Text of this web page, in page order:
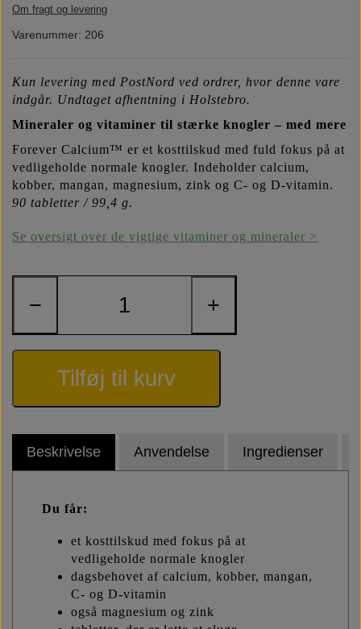
F.I.T. blog
Vegansk/vegetarisk
Solbeskyttelse
FAQ om emballage
FAQ om ingredienser
Om fragt og levering
Varenummer: 206
Kun levering med PostNord ved ordrer, hvor denne vare
indgår. Undtaget afhentning i Holstebro.
Mineraler og vitaminer til stærke knogler – med mere
Forever Calcium™ er et kosttilskud med fuld fokus på at
vedligeholde normale knogler. Indeholder calcium,
kobber, mangan, magnesium, zink og C- og D-vitamin.
90 tabletter / 99,4 g.
Se oversigt over de vigtige vitaminer og mineraler >
− +
Tilføj til kurv
Beskrivelse Anvendelse Ingredienser
Du får:
et kosttilskud med fokus på at
vedligeholde normale knogler
dagsbehovet af calcium, kobber, mangan,
C- og D-vitamin
også magnesium og zink